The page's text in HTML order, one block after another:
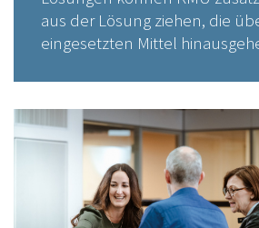
aus der Lösung ziehen, die
eingesetzten Mittel